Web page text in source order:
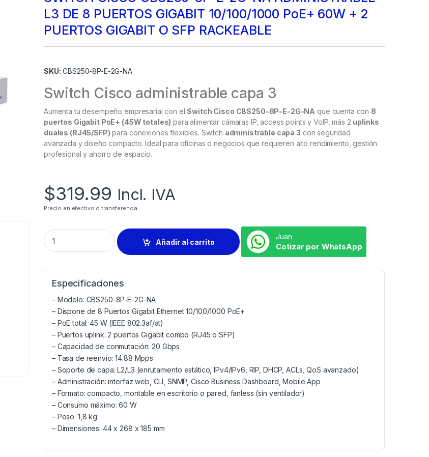
L3 DE 8 PUERTOS GIGABIT 10/100/1000 PoE+ 60W + 2
PUERTOS GIGABIT O SFP RACKEABLE
SKU: CBS250-8P-E-2G-NA
Switch Cisco administrable capa 3
Aumenta tu desempeño empresarial con elSwitch Cisco CBS250-8P-E-2G-NA que cuenta con 8
puertos Gigabit PoE+ (45W totales) para alimentar cámaras IP, access points y VoIP, más 2 uplinks
duales (RJ45/SFP) para conexiones flexibles. Switch administrable capa 3 con seguridad
avanzada y diseño compacto. Ideal para oficinas o negocios que requieren alto rendimiento, gestión
profesional y ahorro de espacio.
$319.99 Incl. IVA
Precio en efectivo o transferencia
Añadir al carrito
Juan
Cotizar por WhatsApp
Especificaciones
– Modelo: CBS250-8P-E-2G-NA
– Dispone de 8 Puertos Gigabit Ethernet 10/100/1000 PoE+
– PoE total: 45 W (IEEE 802.3af/at)
– Puertos uplink: 2 puertos Gigabit combo (RJ45 o SFP)
– Capacidad de conmutación: 20 Gbps
– Tasa de reenvío: 14.88 Mpps
– Soporte de capa: L2/L3 (enrutamiento estático, IPv4/IPv6, RIP, DHCP, ACLs, QoS avanzado)
– Administración: interfaz web, CLI, SNMP, Cisco Business Dashboard, Mobile App
– Formato: compacto, montable en escritorio o pared, fanless (sin ventilador)
– Consumo máximo: 60 W
– Peso: 1,8 kg
– Dimensiones: 44 x 268 x 185 mm